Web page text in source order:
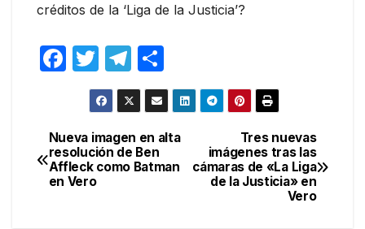
créditos de la ‘Liga de la Justicia’?
F
e
b
o
T
w
itt
er
T
el
e
gr
a
o
m
p
ar
Navegación
de
Tres nuevas
imágenes tras las
cámaras de «La Liga
de la Justicia» en
Vero
Nueva imagen en alta
resolución de Ben
Affleck como Batman
en Vero